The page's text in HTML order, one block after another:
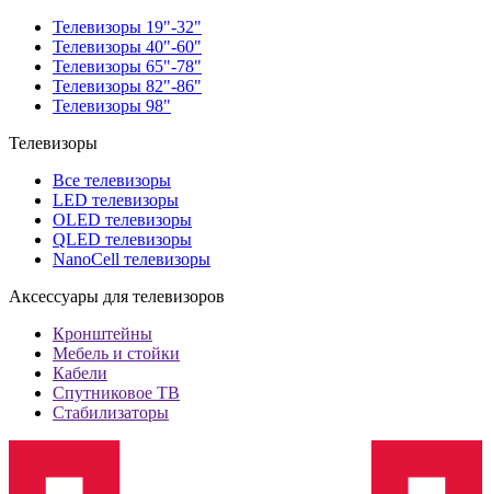
Телевизоры 19"-32"
Телевизоры 40"-60"
Телевизоры 65"-78"
Телевизоры 82"-86"
Телевизоры 98"
Телевизоры
Все телевизоры
LED телевизоры
OLED телевизоры
QLED телевизоры
NanoCell телевизоры
Аксессуары для телевизоров
Кронштейны
Мебель и стойки
Кабели
Спутниковое ТВ
Стабилизаторы